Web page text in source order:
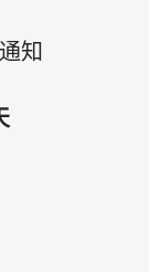
知